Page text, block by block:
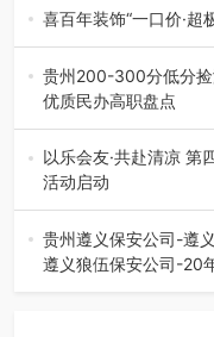
市退役军人事务局联
喜百年装饰“一口价·超
2026年7月31日，喜百
会在贵阳隆重举行。…
贵州200-300分低分
优质民办高职盘点
在贵州省高考志愿填
的省内工科、新能源
以乐会友·共赴清凉 第
活动启动
七月的贵阳，清风送爽
弦乐（合唱）艺术交
贵州遵义保安公司-遵
遵义狼伍保安公司-20